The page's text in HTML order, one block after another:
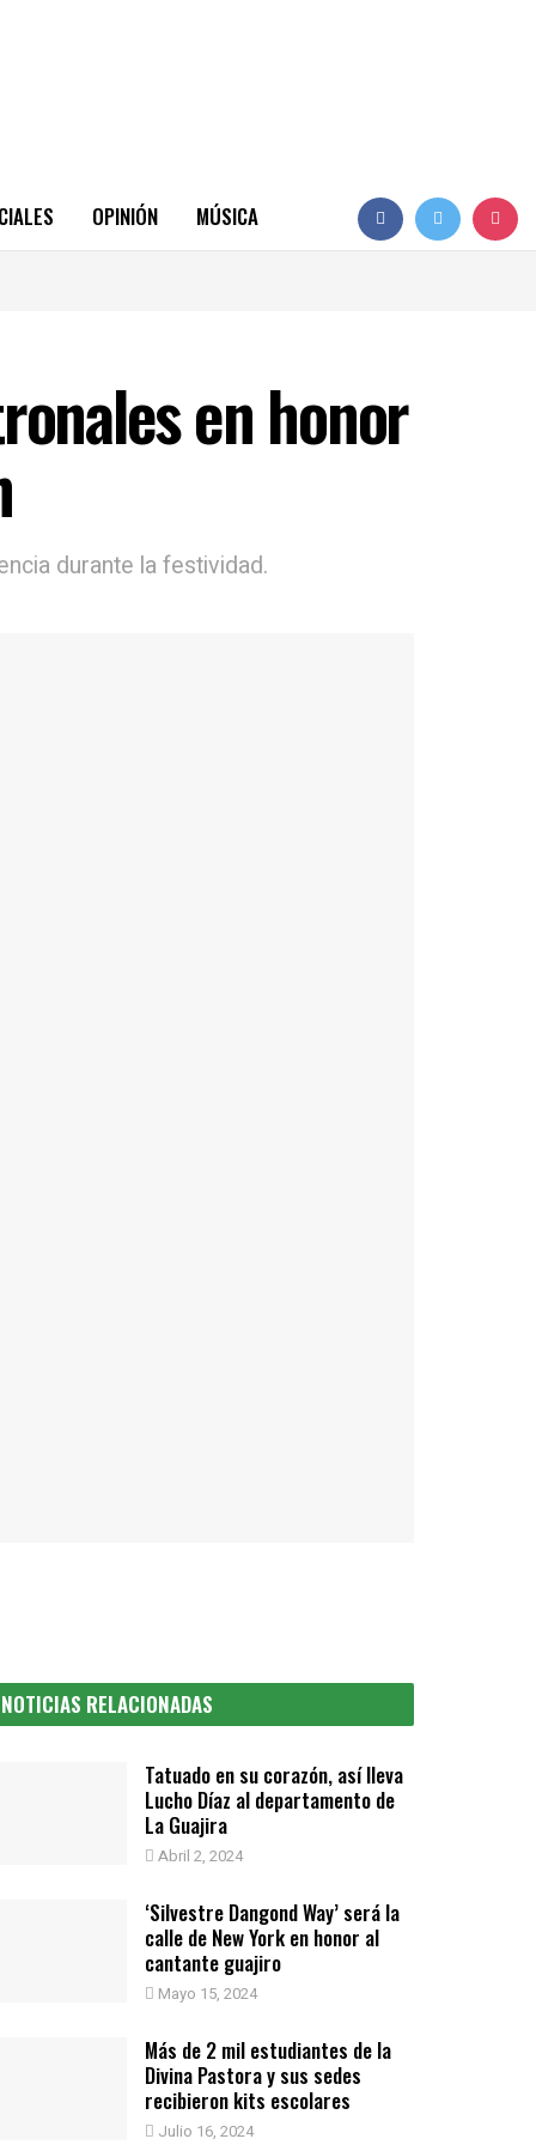
OPINIÓN MÚSICA
en honor
durante la festividad.
NOTICIAS RELACIONADAS
Tatuado en su corazón, así lleva
Lucho Díaz al departamento de
La Guajira
Abril 2, 2024
‘Silvestre Dangond Way’ será la
calle de New York en honor al
cantante guajiro
Mayo 15, 2024
Más de 2 mil estudiantes de la
Divina Pastora y sus sedes
recibieron kits escolares
Julio 16, 2024